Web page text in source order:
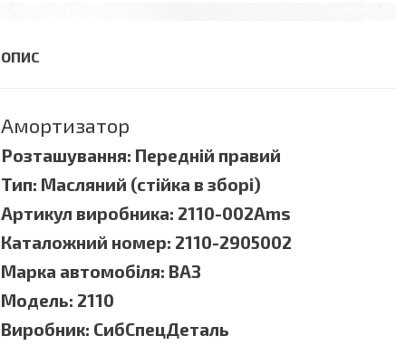
Амортизатор
Розташування: Передній правий
Тип: Масляний (стійка в зборі)
Артикул виробника: 2110-002Ams
Каталожний номер: 2110-2905002
Марка автомобіля: ВАЗ
Модель: 2110
Виробник: СибСпецДеталь